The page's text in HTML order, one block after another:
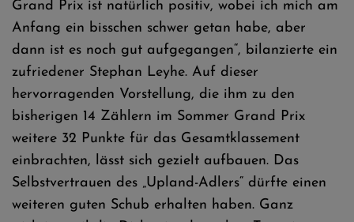
Grand Prix ist natürlich positiv, wobei ich mich am
Anfang ein bisschen schwer getan habe, aber
dann ist es noch gut aufgegangen“, bilanzierte ein
zufriedener Stephan Leyhe. Auf dieser
hervorragenden Vorstellung, die ihm zu den
bisherigen 14 Zählern im Sommer Grand Prix
weitere 32 Punkte für das Gesamtklassement
einbrachten, lässt sich gezielt aufbauen. Das
Selbstvertrauen des „Upland-Adlers“ dürfte einen
weiteren guten Schub erhalten haben. Ganz